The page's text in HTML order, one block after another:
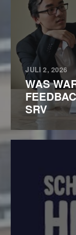
JULI 2, 2026
WAS
SRV